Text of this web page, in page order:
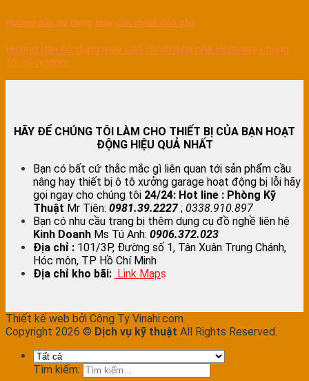
Hướng dẫn sử dụng máy cân chỉnh đèn pha
Hướng dẫn sử dụng máy cân chỉnh đèn pha Hôm nay chúng
tôi sẽ hướng...
HÃY ĐỂ CHÚNG TÔI LÀM CHO THIẾT BỊ CỦA BẠN HOẠT
ĐỘNG HIỆU QUẢ NHẤT
Bạn có bất cứ thắc mắc gì liên quan tới sản phẩm cầu
nâng hay thiết bị ô tô xưởng garage hoạt động bị lỗi hãy
gọi ngay cho chúng tôi 24/24: Hot line : Phòng Kỹ
Thuật Mr Tiên: 0981.39.2227; 0338.910.897
Bạn có nhu cầu trang bị thêm dụng cụ đồ nghề liên hệ
Kinh Doanh Ms Tú Anh: 0906.372.023
Địa chỉ : 101/3P, Đường số 1, Tân Xuân Trung Chánh,
Hóc môn, TP Hồ Chí Minh
Địa chỉ kho bãi: Link Maps
Thiết kế web bởi Công Ty Vinahi.com
Copyright 2026 © Dịch vụ kỹ thuật All Rights Reserved.
Tìm kiếm: